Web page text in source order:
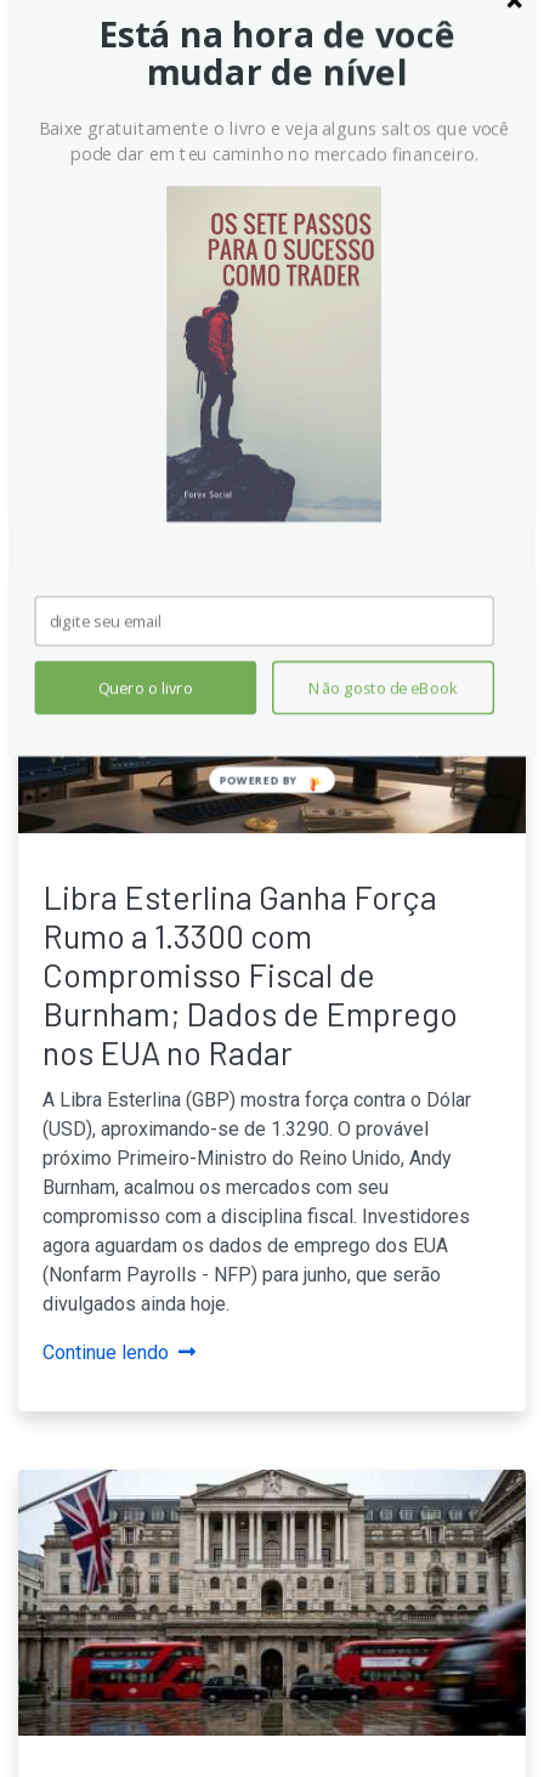
1.3200 Após Renúncia do
Primeiro-Ministro Keir Starmer
A Libra Esterlina (GBP) avançou ligeiramente acima de
1.3200 contra o Dólar Americano (USD) nesta
segunda-feira. A renúncia do Primeiro-Ministro Keir
Starmer, amplamente esperada após resultados
eleitorais desfavoráveis, impulsionou a moeda. Andy
Burnham desponta como principal candidato à
Continue lendo
Libra Esterlina Ganha Força
Rumo a 1.3300 com
Compromisso Fiscal de
Burnham; Dados de Emprego
nos EUA no Radar
A Libra Esterlina (GBP) mostra força contra o Dólar
(USD), aproximando-se de 1.3290. O provável
próximo Primeiro-Ministro do Reino Unido, Andy
Burnham, acalmou os mercados com seu
compromisso com a disciplina fiscal. Investidores
agora aguardam os dados de emprego dos EUA
(Nonfarm Payrolls - NFP) para junho, que serão
divulgados ainda hoje.
Continue lendo
Está na hora de você
mudar de nível
Baixe gratuitamente o livro e veja alguns saltos que você
pode dar em teu caminho no mercado financeiro.
Quero o livro Não gosto de eBook
POWERED
BY